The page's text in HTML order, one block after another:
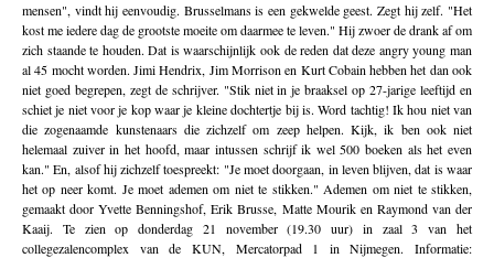
mensen", vindt hij eenvoudig. Brusselmans is een gekwelde geest. Zegt hij zelf. "Het
kost me iedere dag de grootste moeite om daarmee te leven." Hij zwoer de drank af om
zich staande te houden. Dat is waarschijnlijk ook de reden dat deze angry young man
al 45 mocht worden. Jimi Hendrix, Jim Morrison en Kurt Cobain hebben het dan ook
niet goed begrepen, zegt de schrijver. "Stik niet in je braaksel op 27-jarige leeftijd en
schiet je niet voor je kop waar je kleine dochtertje bij is. Word tachtig! Ik hou niet van
die zogenaamde kunstenaars die zichzelf om zeep helpen. Kijk, ik ben ook niet
helemaal zuiver in het hoofd, maar intussen schrijf ik wel 500 boeken als het even
kan." En, alsof hij zichzelf toespreekt: "Je moet doorgaan, in leven blijven, dat is waar
het op neer komt. Je moet ademen om niet te stikken." Ademen om niet te stikken,
gemaakt door Yvette Benningshof, Erik Brusse, Matte Mourik en Raymond van der
Kaaij. Te zien op donderdag 21 november (19.30 uur) in zaal 3 van het
collegezalencomplex van de KUN, Mercatorpad 1 in Nijmegen. Informatie: